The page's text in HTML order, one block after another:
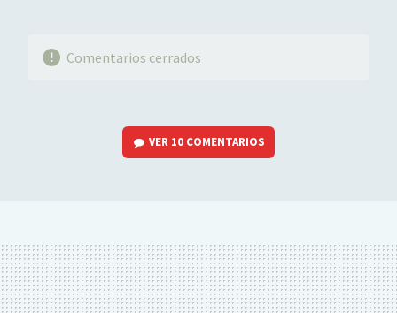
Comentarios cerrados
VER 10 COMENTARIOS